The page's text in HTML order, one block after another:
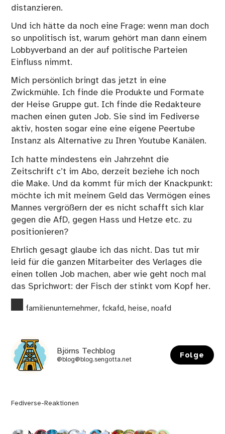
distanzieren.
Und ich hätte da noch eine Frage: wenn man doch
so unpolitisch ist, warum gehört man dann einem
Lobbyverband an der auf politische Parteien
Einfluss nimmt.
Mich persönlich bringt das jetzt in eine
Zwickmühle. Ich finde die Produkte und Formate
der Heise Gruppe gut. Ich finde die Redakteure
machen einen guten Job. Sie sind im Fediverse
aktiv, hosten sogar eine eine eigene Peertube
Instanz als Alternative zu Ihren Youtube Kanälen.
Ich hatte mindestens ein Jahrzehnt die
Zeitschrift c’t im Abo, derzeit beziehe ich noch
die Make. Und da kommt für mich der Knackpunkt:
möchte ich mit meinem Geld das Vermögen eines
Mannes vergrößern der es nicht schafft sich klar
gegen die AfD, gegen Hass und Hetze etc. zu
positionieren?
Ehrlich gesagt glaube ich das nicht. Das tut mir
leid für die ganzen Mitarbeiter des Verlages die
einen tollen Job machen, aber wie geht noch mal
das Sprichwort: der Fisch der stinkt vom Kopf her.
familienunternehmer, fckafd, heise,noafd
Björns Techblog
@blog@blog.sengotta.net
Folge
Fediverse-Reaktionen